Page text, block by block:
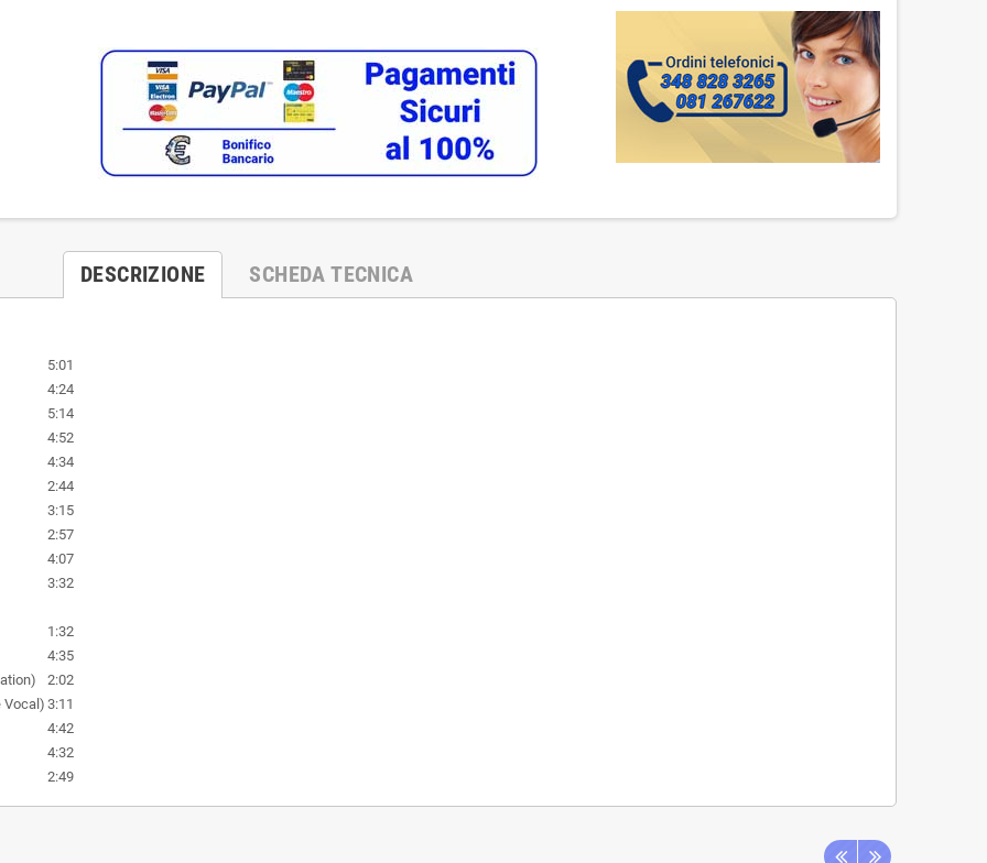
DESCRIZIONE SCHEDA TECNICA
5:01
4:24
5:14
4:52
4:34
2:44
3:15
2:57
4:07
3:32
1:32
4:35
2:02
Vocal) 3:11
4:42
4:32
2:49